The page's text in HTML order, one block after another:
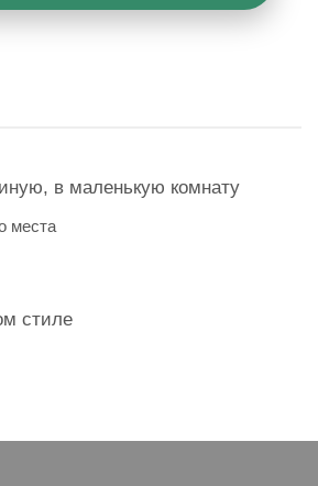
в маленькую комнату
места
стиле